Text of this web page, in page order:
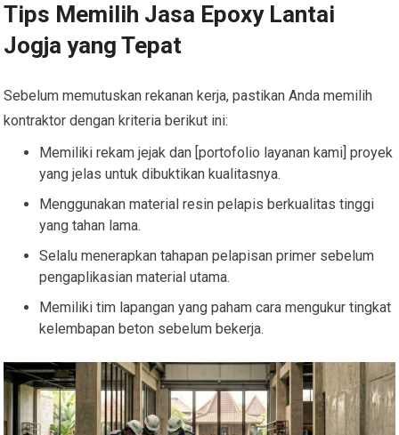
Tips Memilih Jasa Epoxy Lantai
Jogja yang Tepat
Sebelum memutuskan rekanan kerja, pastikan Anda memilih
kontraktor dengan kriteria berikut ini:
Memiliki rekam jejak dan [portofolio layanan kami] proyek
yang jelas untuk dibuktikan kualitasnya.
Menggunakan material resin pelapis berkualitas tinggi
yang tahan lama.
Selalu menerapkan tahapan pelapisan primer sebelum
pengaplikasian material utama.
Memiliki tim lapangan yang paham cara mengukur tingkat
kelembapan beton sebelum bekerja.